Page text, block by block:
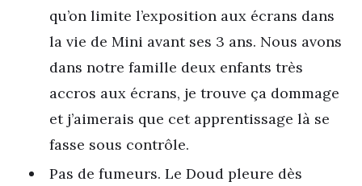
qu’on limite l’exposition aux écrans dans
la vie de Mini avant ses 3 ans. Nous avons
dans notre famille deux enfants très
accros aux écrans, je trouve ça dommage
et j’aimerais que cet apprentissage là se
fasse sous contrôle.
Pas de fumeurs. Le Doud pleure dès